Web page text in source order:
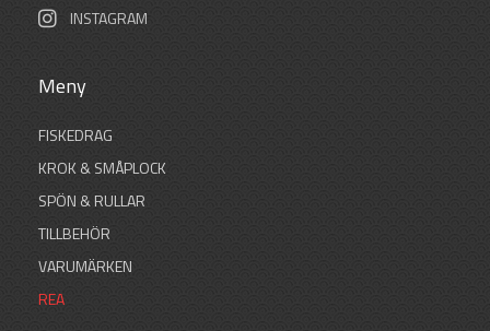
INSTAGRAM
Meny
FISKEDRAG
KROK & SMÅPLOCK
SPÖN & RULLAR
TILLBEHÖR
VARUMÄRKEN
REA